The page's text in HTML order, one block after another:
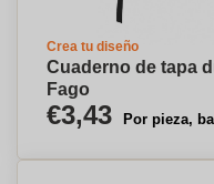
Crea tu diseño
Cuaderno de tapa
Fago
€3,43 Por pieza,